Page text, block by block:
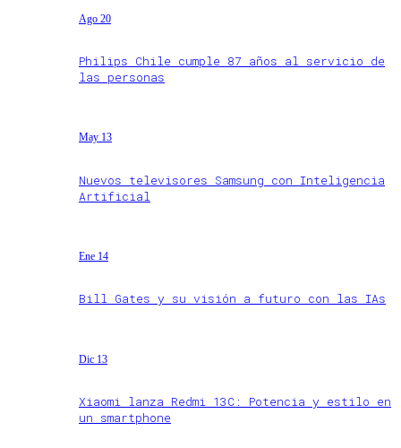
Ago 20
Philips Chile cumple 87 años al servicio de
las personas
May 13
Nuevos televisores Samsung con Inteligencia
Artificial
Ene 14
Bill Gates y su visión a futuro con las IAs
Dic 13
Xiaomi lanza Redmi 13C: Potencia y estilo en
un smartphone